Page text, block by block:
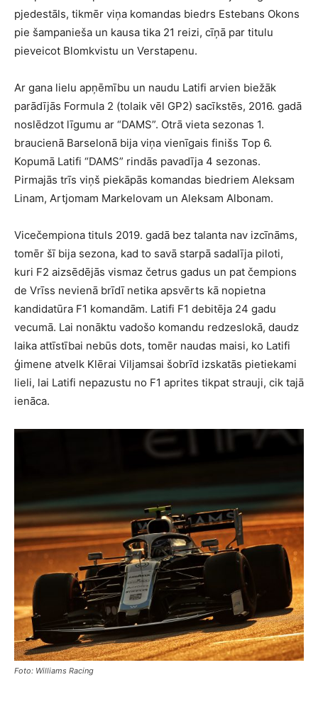
pjedestāls, tikmēr viņa komandas biedrs Estebans Okons
pie šampanieša un kausa tika 21 reizi, cīņā par titulu
pieveicot Blomkvistu un Verstapenu.
Ar gana lielu apņēmību un naudu Latifi arvien biežāk
parādījās Formula 2 (tolaik vēl GP2) sacīkstēs, 2016. gadā
noslēdzot līgumu ar “DAMS”. Otrā vieta sezonas 1.
braucienā Barselonā bija viņa vienīgais finišs Top 6.
Kopumā Latifi “DAMS” rindās pavadīja 4 sezonas.
Pirmajās trīs viņš piekāpās komandas biedriem Aleksam
Linam, Artjomam Markelovam un Aleksam Albonam.
Vicečempiona tituls 2019. gadā bez talanta nav izcīnāms,
tomēr šī bija sezona, kad to savā starpā sadalīja piloti,
kuri F2 aizsēdējās vismaz četrus gadus un pat čempions
de Vrīss nevienā brīdī netika apsvērts kā nopietna
kandidatūra F1 komandām. Latifi F1 debitēja 24 gadu
vecumā. Lai nonāktu vadošo komandu redzeslokā, daudz
laika attīstībai nebūs dots, tomēr naudas maisi, ko Latifi
ģimene atvelk Klērai Viljamsai šobrīd izskatās pietiekami
lieli, lai Latifi nepazustu no F1 aprites tikpat strauji, cik tajā
ienāca.
Foto: Williams Racing